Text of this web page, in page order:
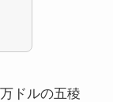
ドルの五稜